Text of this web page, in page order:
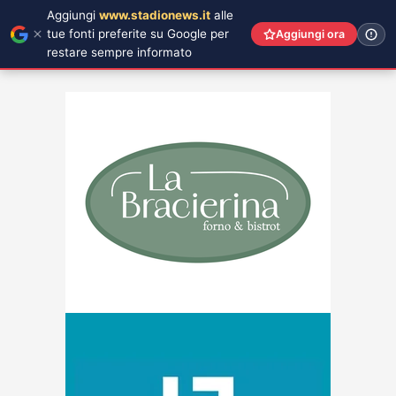
Aggiungi www.stadionews.it alle
tue fonti preferite su Google per
restare sempre informato
Aggiungi ora